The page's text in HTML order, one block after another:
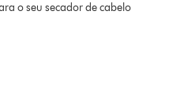
o seu secador de cabelo